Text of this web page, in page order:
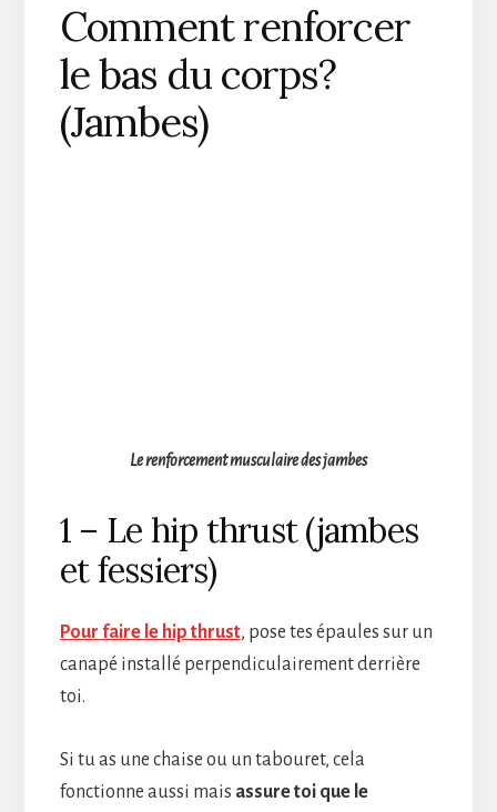
Comment renforcer
le bas du corps?
(Jambes)
Le renforcement musculaire des jambes
1 – Le hip thrust (jambes
et fessiers)
Pour faire le hip thrust, pose tes épaules sur un
canapé installé perpendiculairement derrière
toi.
Si tu as une chaise ou un tabouret, cela
fonctionne aussi mais assure toi que le